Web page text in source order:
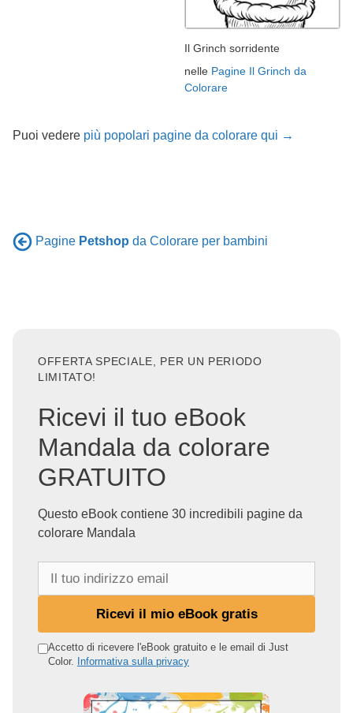
Il Grinch sorridente
nelle Pagine Il Grinch da
Colorare
Puoi vedere più popolari pagine da colorare qui →
Pagine Petshop da Colorare per bambini
OFFERTA SPECIALE, PER UN PERIODO
LIMITATO!
Ricevi il tuo eBook
Mandala da colorare
GRATUITO
Questo eBook contiene 30 incredibili pagine da
colorare Mandala
o
Ricevi il mio eBook gratis
Accetto di ricevere l'eBook gratuito e le email di Just
Color. Informativa sulla privacy